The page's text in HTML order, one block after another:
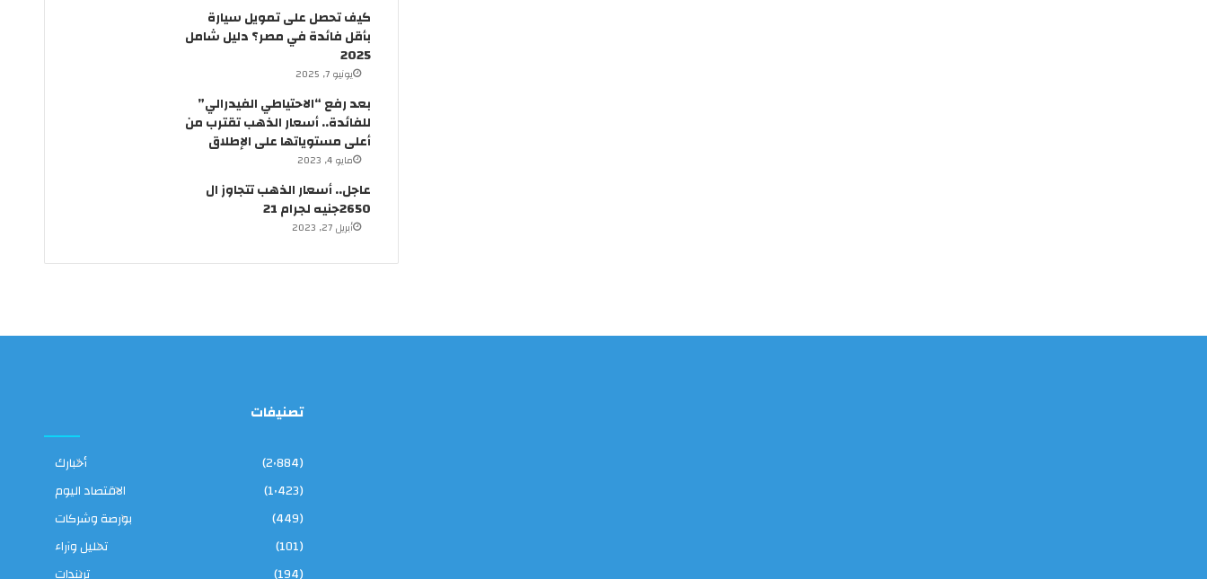
د
ي
م
كيف تحصل على تمويل سيارة
بأقل فائدة في مصر؟ دليل شامل
2025
يونيو 7, 2025
بعد رفع “الاحتياطي الفيدرالي”
للفائدة.. أسعار الذهب تقترب من
أعلى مستوياتها على الإطلاق
مايو 4, 2023
عاجل.. أسعار الذهب تتجاوز ال
2650جنيه لجرام 21
أبريل 27, 2023
تصنيفات
أخبارك
(2٬884)
الاقتصاد اليوم
(1٬423)
بورصة وشركات
(449)
تحليل وآراء
(101)
تريندات
(194)